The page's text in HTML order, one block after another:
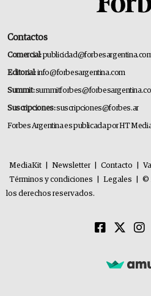
Contactos
Comercial:
Editorial:info@forbesargentina.com
Summit:
Suscripciones:suscripciones@forbes.ar
Forbes Argentina es publicada por HT
MediaKit Newsletter Contacto
Términos y condiciones
Legales
©
los derechos reservados.